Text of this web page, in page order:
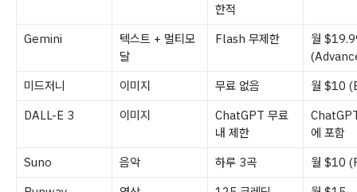
한적
Gemini
텍스트 + 멀티모
달
Flash 무제한
월
미드저니
이미지 무료 없음
월 $10
DALL-E 3
이미지
ChatGPT 무료
내 제한
에 포함
Suno
음악 하루 3곡
월 $10